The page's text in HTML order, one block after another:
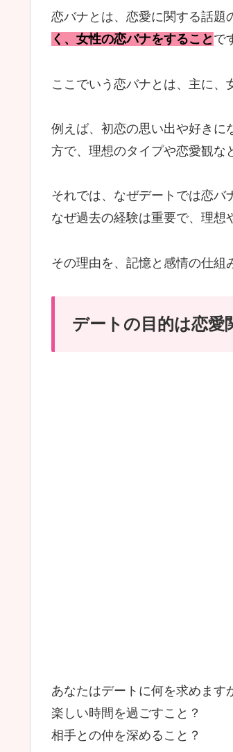
恋バナとは、恋愛に関する話題
く、女性の恋バナをすること で
ここでいう恋バナとは、主に、
例えば、初恋の思い出や好きに
方で、理想のタイプや恋愛観な
それでは、なぜデートでは恋バ
なぜ過去の経験は重要で、理想
その理由を、記憶と感情の仕組
デートの目的は恋愛
あなたはデートに何を求めます
楽しい時間を過ごすこと？
相手との仲を深めること？